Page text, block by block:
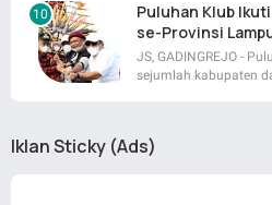
Puluhan Klub
se-Provinsi
JS, GADINGREJO -
sejumlah kabupaten
Iklan Sticky (Ads)